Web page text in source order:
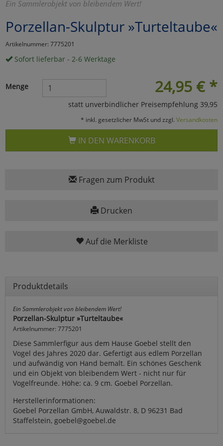
Ein Sammlerobjekt von bleibendem Wert!
Porzellan-Skulptur »Turteltaube«
Artikelnummer: 7775201
Sofort lieferbar - 2-6 Werktage
24,95 € *
Menge
statt unverbindlicher Preisempfehlung 39,95
* inkl. gesetzlicher MwSt und zzgl. Versandkosten
IN DEN WARENKORB
Fragen zum Produkt
Drucken
Auf die Merkliste
Produktdetails
Ein Sammlerobjekt von bleibendem Wert!
Porzellan-Skulptur »Turteltaube«
Artikelnummer: 7775201
Diese Sammlerfigur aus dem Hause Goebel stellt den
Vogel des Jahres 2020 dar. Gefertigt aus edlem Porzellan
und aufwändig von Hand bemalt. Ein schönes Geschenk
und ein Objekt von bleibendem Wert - nicht nur für
Vogelfreunde. Höhe: ca. 9 cm. Goebel Porzellan.
Herstellerinformationen:
Goebel Porzellan GmbH, Auwaldstr. 8, D 96231 Bad
Staffelstein, goebel@goebel.de
Umfragetools
Cookies
Cookies
Einstellungen speichern
zurückzu Haupptseite